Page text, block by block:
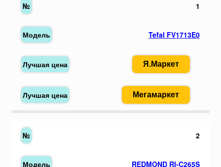
1
Tefal FV1713E0
Я.Маркет
Мегамаркет
2
REDMOND RI-C265S